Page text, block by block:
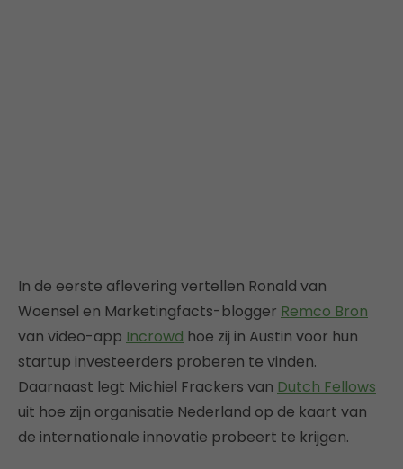
In de eerste aflevering vertellen Ronald van
Woensel en Marketingfacts-blogger Remco Bron
van video-app Incrowd hoe zij in Austin voor hun
startup investeerders proberen te vinden.
Daarnaast legt Michiel Frackers van Dutch Fellows
uit hoe zijn organisatie Nederland op de kaart van
de internationale innovatie probeert te krijgen.